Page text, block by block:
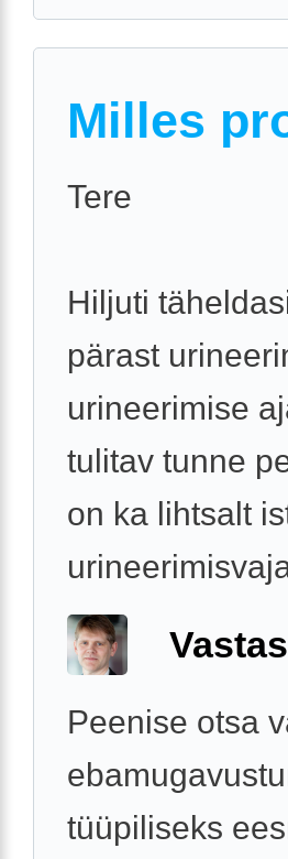
Milles
Tere
Hiljuti
pärast
urineerimise
tulitav tunne
on ka lihtsalt
Peenise otsa
tüüpiliseks